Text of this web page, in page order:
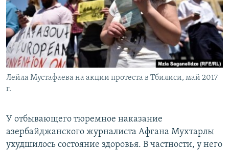
СПОРТ
МИР
БЛОГИ
ГОЛОСА
ЧИТАЕМ ПРЕССУ
АРХИВ РАДИОПРОГРАММЫ
Все сайты РСЕ/РС
Лейла Мустафаева на акции протеста в Тбилиси, май 2017
г.
У отбывающего тюремное наказание
азербайджанского журналиста Афгана Мухтарлы
ухудшилось состояние здоровья. B частности, у него